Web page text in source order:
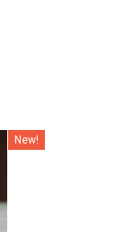
New!